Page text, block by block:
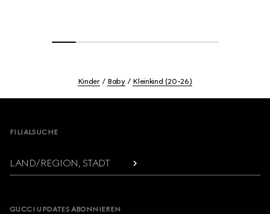
Kinder Baby Kleinkind (20-26)
FILIALSUCHE
LAND/REGION, STADT
GUCCI UPDATES ABONNIEREN